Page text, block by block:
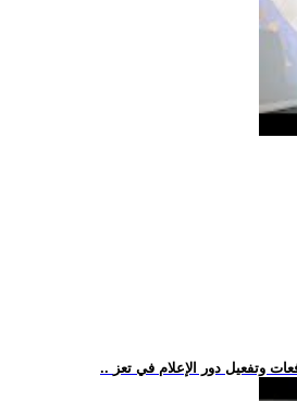
وتفعيل دور الإعلام في تعز